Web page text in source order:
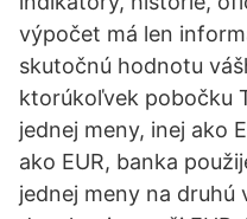
výpočet má len
skutočnú hodnotu
ktorúkoľvek pobočku
jednej meny, inej ako
ako EUR, banka
jednej meny na